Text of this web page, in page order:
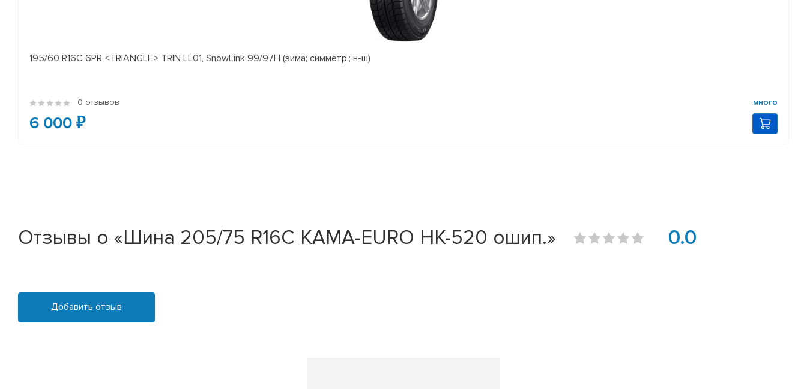
195/60 R16C 6PR <TRIANGLE> TRIN LL01, SnowLink 99/97H (зима; симметр.; н-ш)
0 отзывов много
6 000 ₽
Отзывы о «Шина 205/75 R16C КАМА-EURO НК-520 ошип.» 0.0
Добавить отзыв